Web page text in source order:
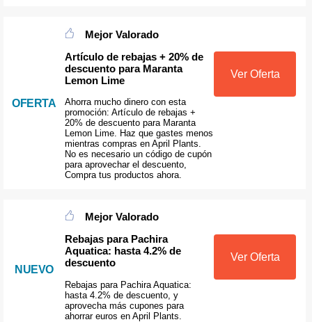
OFERTA
Mejor Valorado
Artículo de rebajas + 20% de
descuento para Maranta
Lemon Lime
Ahorra mucho dinero con esta
promoción: Artículo de rebajas +
20% de descuento para Maranta
Lemon Lime. Haz que gastes menos
mientras compras en April Plants.
No es necesario un código de cupón
para aprovechar el descuento,
Compra tus productos ahora.
Ver Oferta
NUEVO
Mejor Valorado
Rebajas para Pachira
Aquatica: hasta 4.2% de
descuento
Rebajas para Pachira Aquatica:
hasta 4.2% de descuento, y
aprovecha más cupones para
ahorrar euros en April Plants.
Ver Oferta